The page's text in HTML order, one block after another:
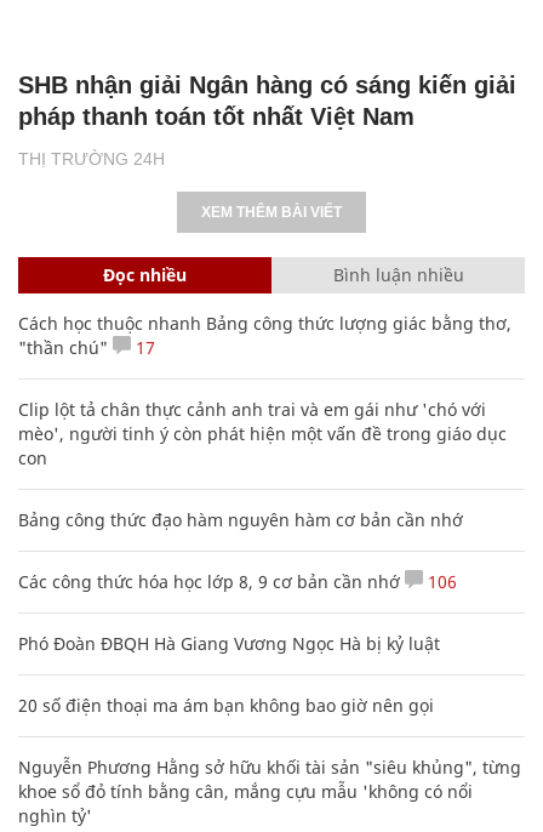
THỊ TRƯỜNG 24H
SHB nhận giải Ngân hàng có sáng kiến giải
pháp thanh toán tốt nhất Việt Nam
XEM THÊM BÀI VIẾT
Đọc nhiều Bình luận nhiều
Cách học thuộc nhanh Bảng công thức lượng giác bằng thơ,
"thần chú"
17
Clip lột tả chân thực cảnh anh trai và em gái như 'chó với
mèo', người tinh ý còn phát hiện một vấn đề trong giáo dục
con
Bảng công thức đạo hàm nguyên hàm cơ bản cần nhớ
Các công thức hóa học lớp 8, 9 cơ bản cần nhớ 106
Phó Đoàn ĐBQH Hà Giang Vương Ngọc Hà bị kỷ luật
20 số điện thoại ma ám bạn không bao giờ nên gọi
Nguyễn Phương Hằng sở hữu khối tài sản "siêu khủng", từng
khoe sổ đỏ tính bằng cân, mắng cựu mẫu 'không có nổi
nghìn tỷ'